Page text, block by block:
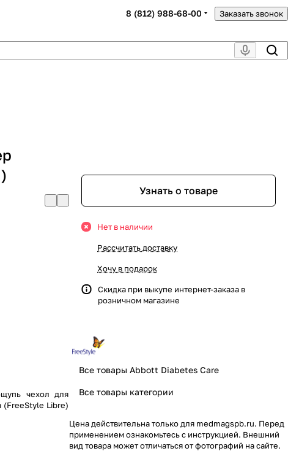
8 (812) 988-68-00 Заказать звонок
чехол для
(FreeStyle Libre)
Узнать о товаре
Нет в наличии
Рассчитать доставку
Хочу в подарок
Скидка при выкупе интернет-заказа в
розничном магазине
Все товары Abbott Diabetes Care
Все товары категории
Цена действительна только для medmagspb.ru. Перед
применением ознакомьтесь с инструкцией. Внешний
вид товара может отличаться от фотографий на сайте.